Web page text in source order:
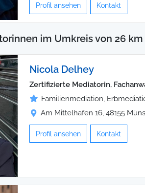
Profil ansehen Kontakt
im Umkreis von 26 km
Nicola Delhey
Zertifizierte Mediatorin,
Familienmediation,
Am Mittelhafen 16, 48155
Profil ansehen Kontakt